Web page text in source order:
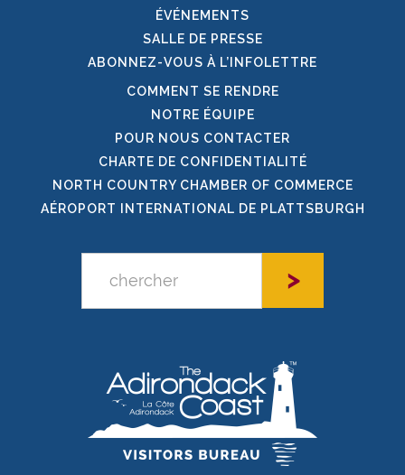
ÉVÉNEMENTS
SALLE DE PRESSE
ABONNEZ-VOUS À L’INFOLETTRE
COMMENT SE RENDRE
NOTRE ÉQUIPE
POUR NOUS CONTACTER
CHARTE DE CONFIDENTIALITÉ
NORTH COUNTRY CHAMBER OF COMMERCE
AÉROPORT INTERNATIONAL DE PLATTSBURGH